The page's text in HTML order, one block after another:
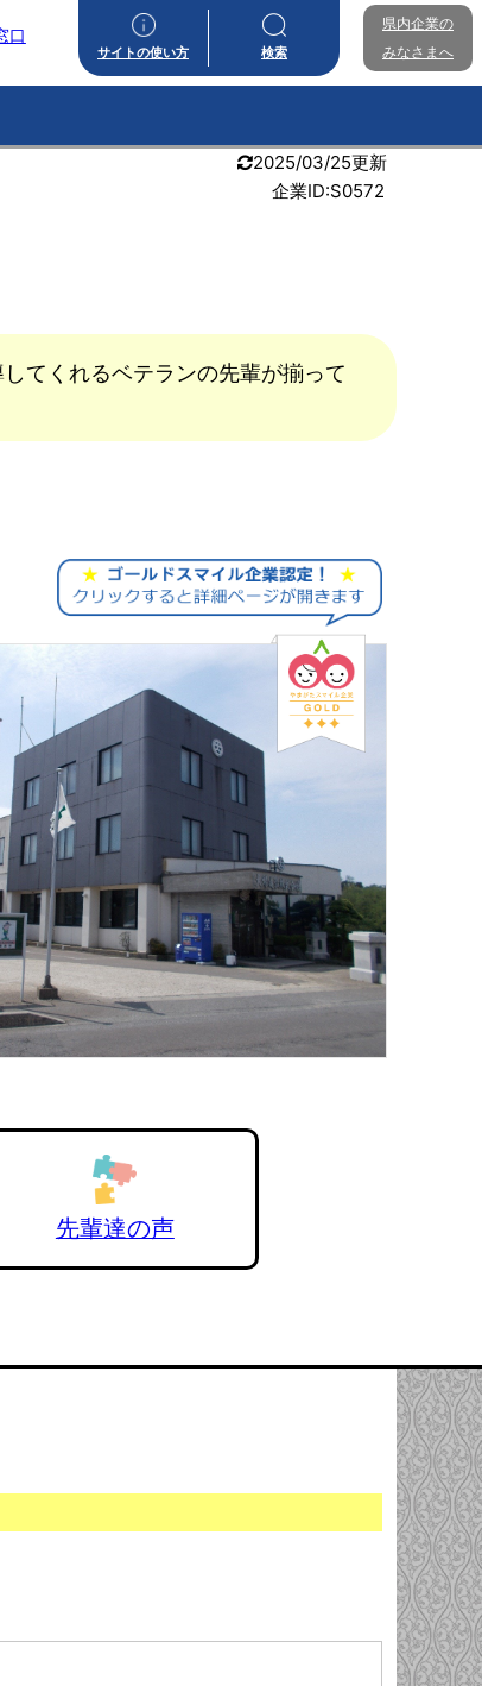
口
サイトの使い方 検索
県内企業の
みなさまへ
2025/03/25更新
企業ID:S0572
てくれるベテランの先輩が揃って
先輩達の声